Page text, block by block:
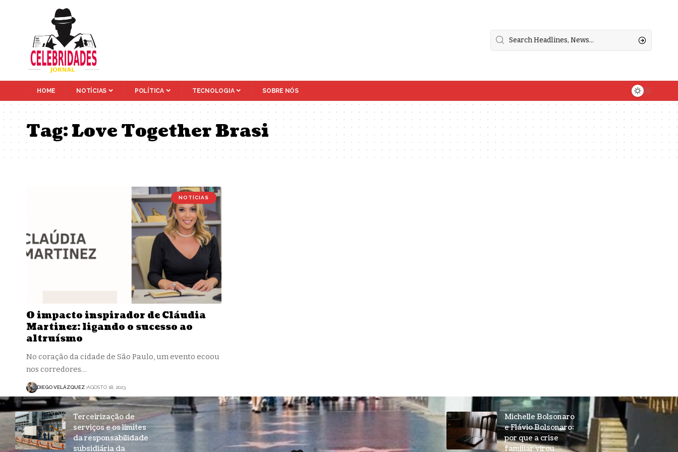
HOME NOTÍCIAS POLÍTICA TECNOLOGIA SOBRE NÓS
Tag:Love Together Brasi
NOTÍCIAS
O impacto inspirador de Cláudia
Martinez: ligando o sucesso ao
altruísmo
No coração da cidade de São Paulo, um evento ecoou
nos corredores…
DIEGO VELÁZQUEZ AGOSTO 18, 2023
Terceirização de
serviços e os limites
da responsabilidade
subsidiária da
Michelle Bolsonaro
e Flávio Bolsonaro:
por que a crise
familiar virou